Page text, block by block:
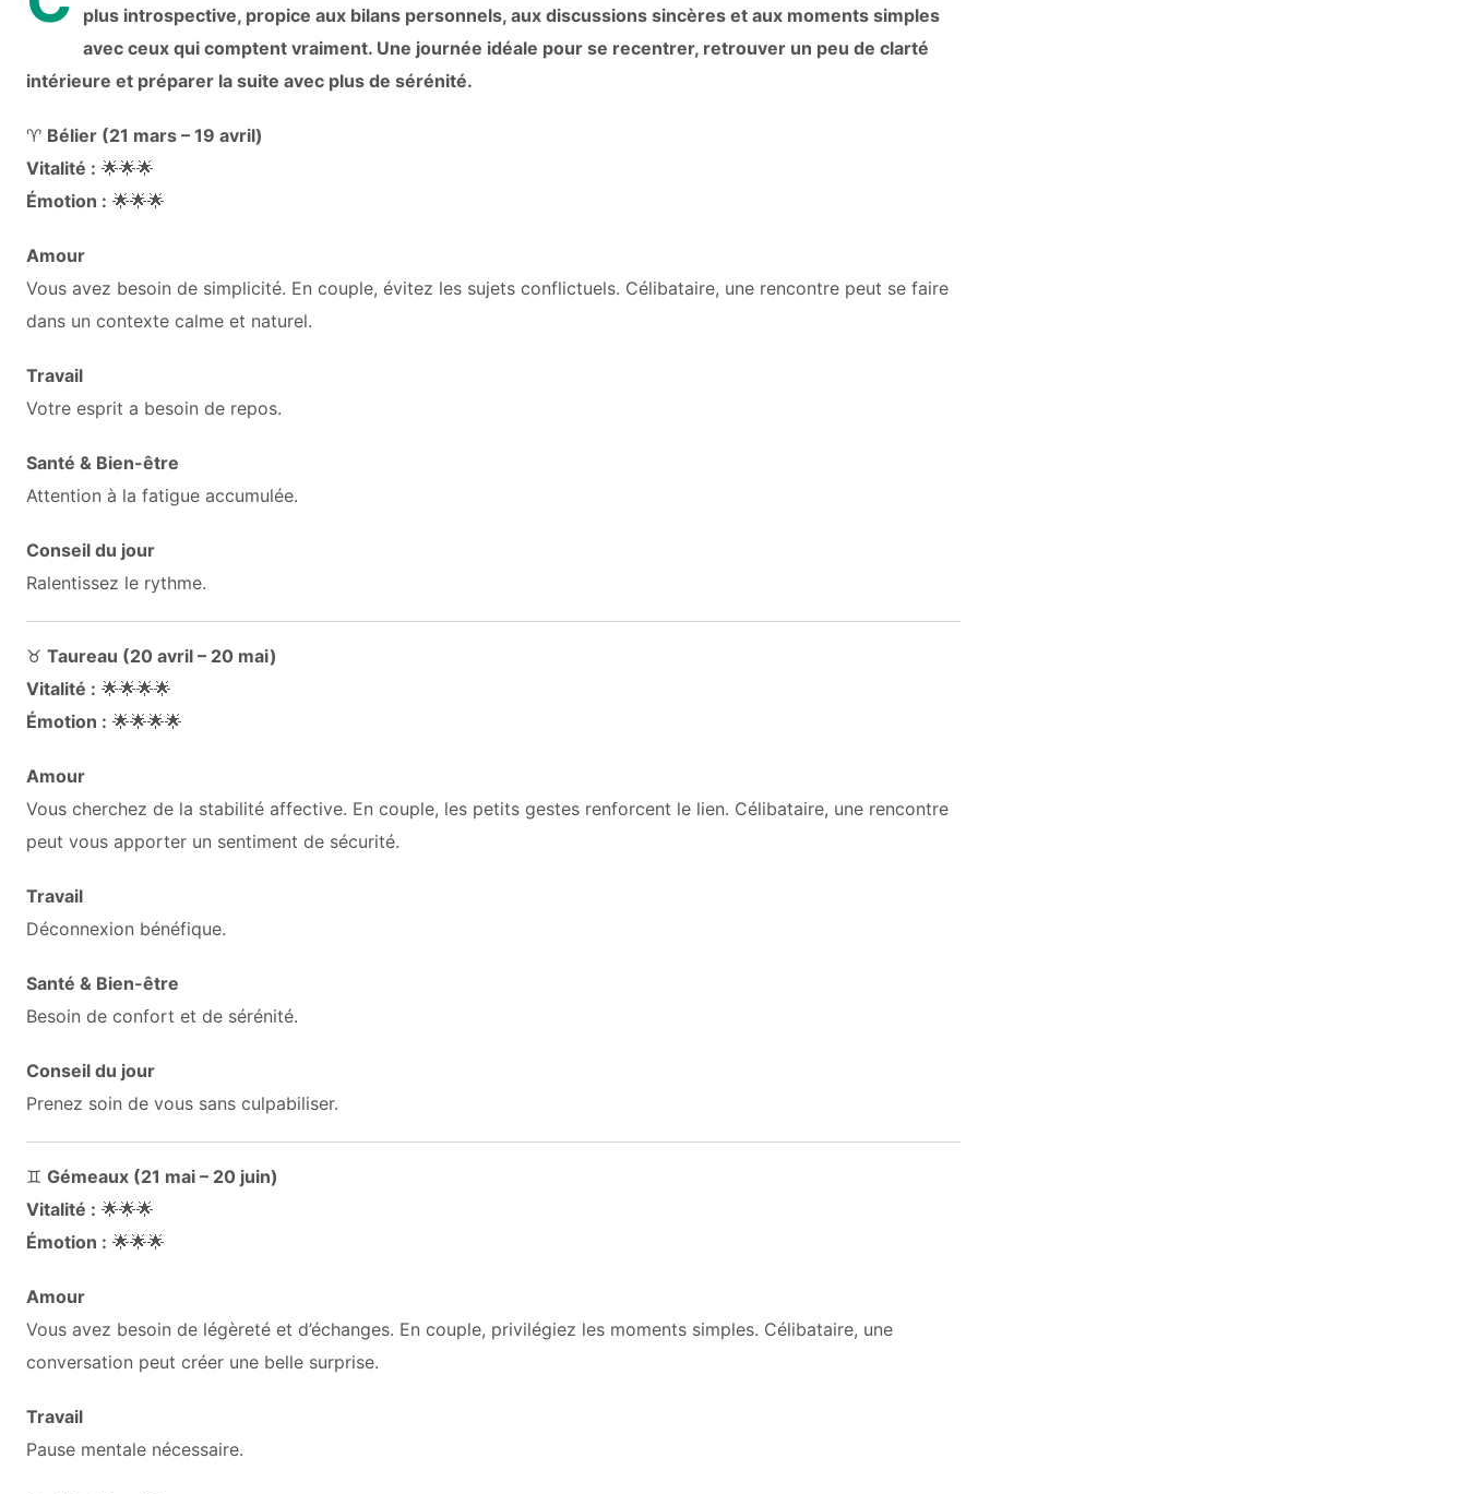
plus introspective, propice aux bilans personnels, aux discussions sincères et aux moments simples
avec ceux qui comptent vraiment. Une journée idéale pour se recentrer, retrouver un peu de clarté
intérieure et préparer la suite avec plus de sérénité.
♈ Bélier (21 mars – 19 avril)
Vitalité : 🌟🌟🌟
Émotion : 🌟🌟🌟
Amour
Vous avez besoin de simplicité. En couple, évitez les sujets conflictuels. Célibataire, une rencontre peut se faire
dans un contexte calme et naturel.
Travail
Votre esprit a besoin de repos.
Santé & Bien-être
Attention à la fatigue accumulée.
Conseil du jour
Ralentissez le rythme.
♉ Taureau (20 avril – 20 mai)
Vitalité : 🌟🌟🌟🌟
Émotion : 🌟🌟🌟🌟
Amour
Vous cherchez de la stabilité affective. En couple, les petits gestes renforcent le lien. Célibataire, une rencontre
peut vous apporter un sentiment de sécurité.
Travail
Déconnexion bénéfique.
Santé & Bien-être
Besoin de confort et de sérénité.
Conseil du jour
Prenez soin de vous sans culpabiliser.
♊ Gémeaux (21 mai – 20 juin)
Vitalité : 🌟🌟🌟
Émotion : 🌟🌟🌟
Amour
Vous avez besoin de légèreté et d’échanges. En couple, privilégiez les moments simples. Célibataire, une
conversation peut créer une belle surprise.
Travail
Pause mentale nécessaire.